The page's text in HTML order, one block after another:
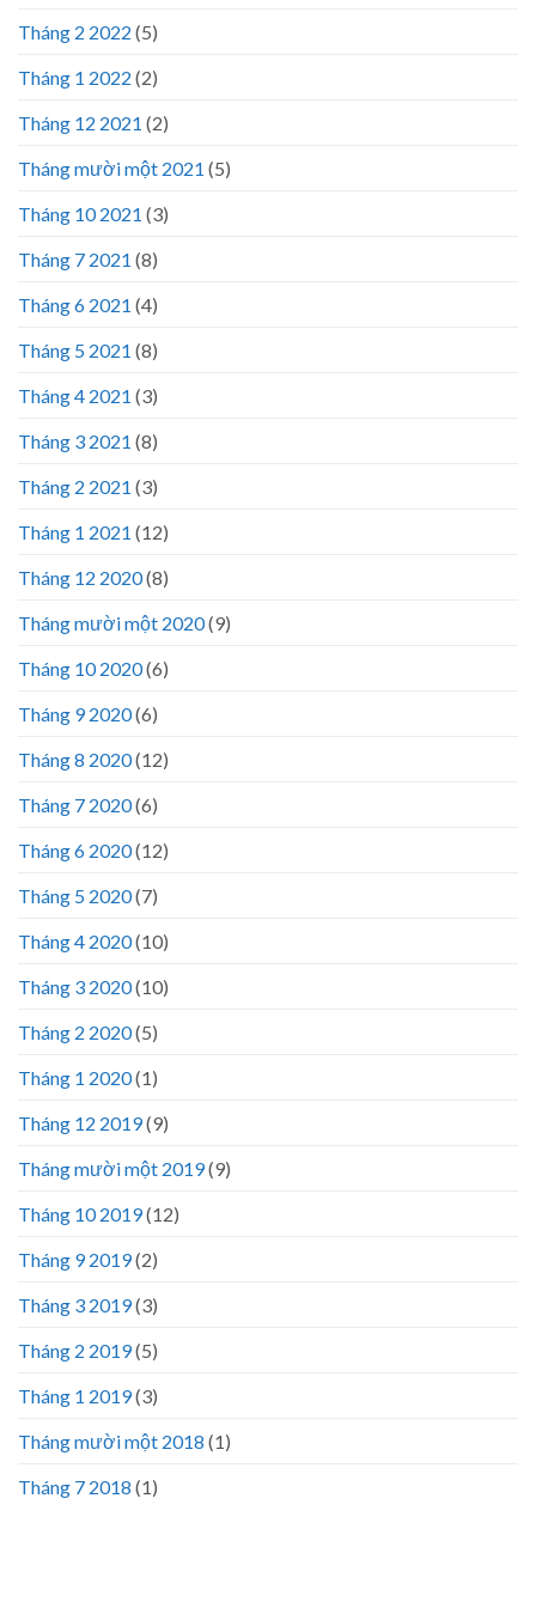
Tháng 2 2022 (5)
Tháng 1 2022 (2)
Tháng 12 2021 (2)
Tháng mười một 2021 (5)
Tháng 10 2021 (3)
Tháng 7 2021 (8)
Tháng 6 2021 (4)
Tháng 5 2021 (8)
Tháng 4 2021 (3)
Tháng 3 2021 (8)
Tháng 2 2021 (3)
Tháng 1 2021 (12)
Tháng 12 2020(8)
Tháng mười một 2020(9)
Tháng 10 2020(6)
Tháng 9 2020(6)
Tháng 8 2020(12)
Tháng 7 2020(6)
Tháng 6 2020(12)
Tháng 5 2020(7)
Tháng 4 2020(10)
Tháng 3 2020(10)
Tháng 2 2020(5)
Tháng 1 2020(1)
Tháng 12 2019(9)
Tháng mười một 2019(9)
Tháng 10 2019(12)
Tháng 9 2019(2)
Tháng 3 2019(3)
Tháng 2 2019(5)
Tháng 1 2019(3)
Tháng mười một 2018 (1)
Tháng 7 2018 (1)